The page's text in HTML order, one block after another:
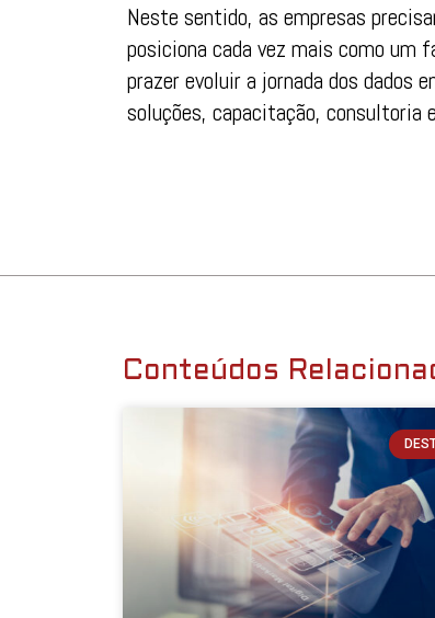
Neste sentido, as empresas
posiciona cada vez mais como um
prazer evoluir a jornada dos dados
soluções, capacitação, consultoria
Conteúdos